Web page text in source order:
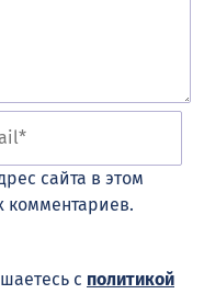
сайта в этом
комментариев.
с политикой